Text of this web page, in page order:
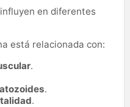
en diferentes
está relacionada con:
.
.
.